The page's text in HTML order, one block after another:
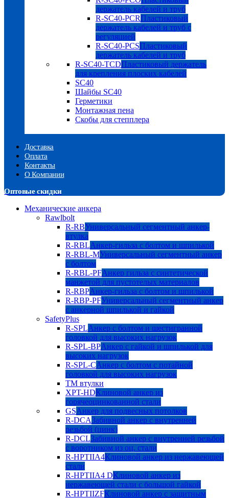
держатель кабелей и труб
R-SC40-PCRПластиковый
держатель кабелей и труб с
регуляцией
R-SC40-PCSПластиковый
держатель кабелей и труб
R-SC40-TCDПластиковый держатель
для крепления плоских кабелей
SC40
Шайбы SC40
Герметики
Монтажная пена
Скобы для степплера
Доставка
Оплата
Контакты
О Компании
Оптовые скидки
Механические анкера
Rawlbolt
R-RBУниверсальный сегментный анкер-
втулка
R-RBLАнкер-гильза с болтом и шпилькой
R-RBL-MУниверсальный сегментный анкер
с болтом
R-RBL-PFАнкер гильза с синтетической
манжетой для пустотелых материалов
R-RBPАнкер-гильза с болтом и шпилькой
R-RBP-PFУниверсальный сегментный анкер
с анкерной шпилькой и гайкой
SafetyPlus
R-SPLАнкер с болтом и шестигранной
головкой для высоких нагрузок
R-SPL-BPАнкер с гайкой и шпилькой для
высоких нагрузок
R-SPL-CАнкер с болтом с потайной
головкой для высоких нагрузок
TM втулки
XPT-HDКлиновой анкер из
горячеоцинкованной стали
GSАнкер для подвесных потолков
R-DCAЗабивной анкер с внутренней
резьбой (цинк)
R-DCLЗабивной анкер с внутренней резьбой
с воротником из оц. стали
R-HPTIIA4Клиновой анкер из нержавеющей
стали
R-HPTIIA4 DКлиновой анкер из
нержавеющей стали с большой гайкой
R-HPTIIZFКлиновой анкер с защитным